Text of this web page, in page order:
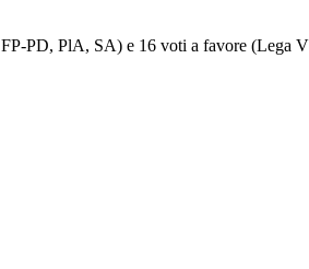
PD, PlA, SA) e 16 voti a favore (Lega